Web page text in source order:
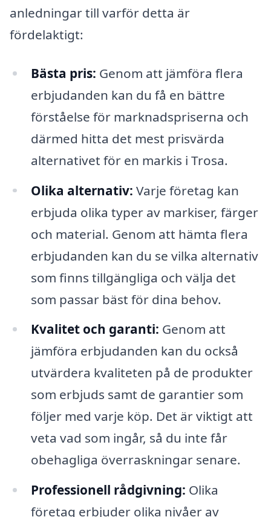
anledningar till varför detta är
fördelaktigt:
Bästa pris: Genom att jämföra flera
erbjudanden kan du få en bättre
förståelse för marknadspriserna och
därmed hitta det mest prisvärda
alternativet för en markis i Trosa.
Olika alternativ: Varje företag kan
erbjuda olika typer av markiser, färger
och material. Genom att hämta flera
erbjudanden kan du se vilka alternativ
som finns tillgängliga och välja det
som passar bäst för dina behov.
Kvalitet och garanti: Genom att
jämföra erbjudanden kan du också
utvärdera kvaliteten på de produkter
som erbjuds samt de garantier som
följer med varje köp. Det är viktigt att
veta vad som ingår, så du inte får
obehagliga överraskningar senare.
Professionell rådgivning: Olika
företag erbjuder olika nivåer av